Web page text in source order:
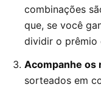
combinações
que, se você
dividir o prêmio
Acompanhe os
sorteados em